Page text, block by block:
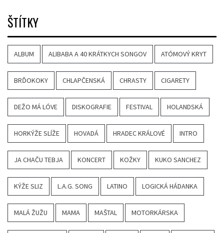
ŠTÍTKY
ALBUM ALIBABA A 40 KRÁTKYCH SONGOV ATÓMOVÝ KRYT
BRĎOKOKY CHLAPČENSKÁ CHRASTY CIGARETY
DEŽO MÁ LÓVE DISKOGRAFIE FESTIVAL HOLANDSKÁ
HORKÝŽE SLÍŽE HOVADÁ HRADEC KRÁLOVÉ INTRO
JA CHAČU TEBJA KONCERT KOŽKY KUKO SANCHEZ
KÝŽE SLIZ L.A.G. SONG LATINO LOGICKÁ HÁDANKA
MALÁ ŽUŽU MAMA MAŠTAL MOTORKÁRSKA